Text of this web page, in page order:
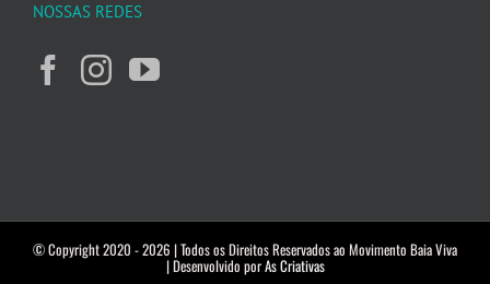
NOSSAS REDES
© Copyright 2020 -2026 | Todos os Direitos Reservados ao Movimento Baia Viva
| Desenvolvido porAs Criativas